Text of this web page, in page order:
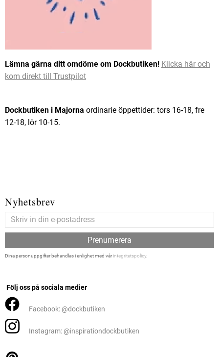
Lämna gärna ditt omdöme om Dockbutiken! Klicka här och
kom direkt till Trustpilot
Dockbutiken i Majorna ordinarie öppettider: tors 16-18, fre
12-18, lör 10-15.
Nyhetsbrev
Prenumerera
Dina personuppgifter behandlas i enlighet med vårintegritetspolicy.
Följ oss på sociala medier
Facebook: @dockbutiken
Instagram: @inspirationdockbutiken